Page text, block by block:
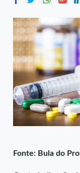
Fonte: Bula do